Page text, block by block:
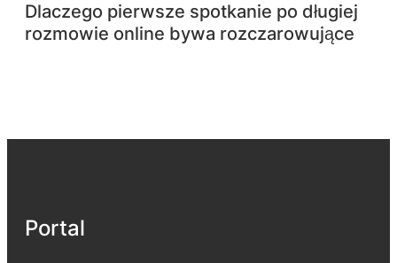
Dlaczego pierwsze spotkanie po długiej
rozmowie online bywa rozczarowujące
Portal